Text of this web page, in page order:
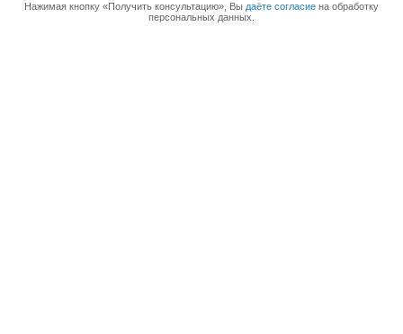
Нажимая кнопку «Получить консультацию», Вы даёте согласие на обработку
персональных данных.